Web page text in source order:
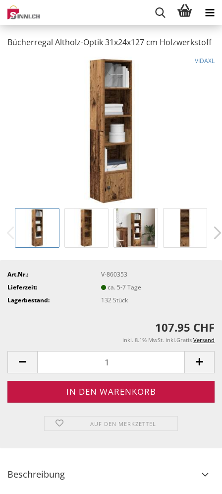
Bücherregal Altholz-Optik 31x24x127 cm Holzwerkstoff
VIDAXL
Art.Nr.:
V-860353
Lieferzeit:
ca. 5-7 Tage
Lagerbestand:
132Stück
107.95 CHF
inkl. 8.1% MwSt. inkl.Gratis Versand
AUF DEN MERKZETTEL
Beschreibung